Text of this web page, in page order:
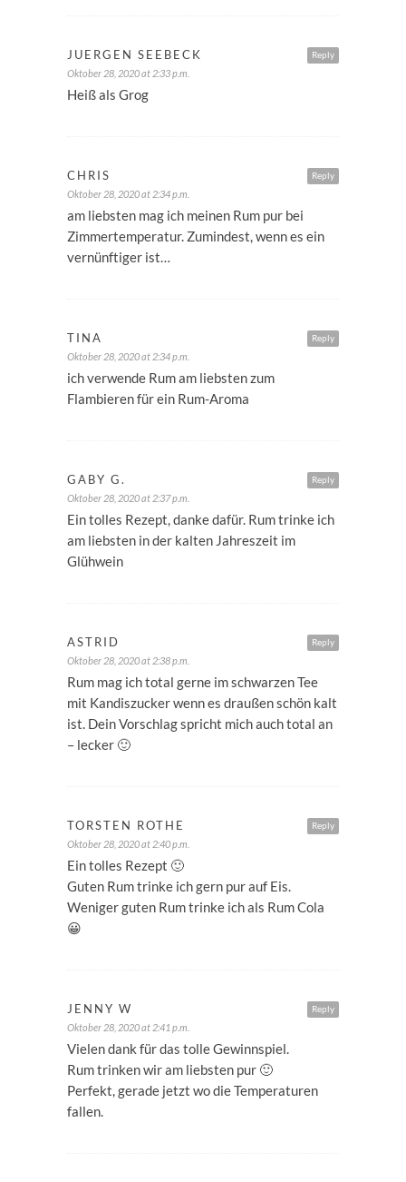
Reply
JUERGEN SEEBECK
Oktober 28, 2020 at 2:33 p.m.
Heiß als Grog
Reply
CHRIS
Oktober 28, 2020 at 2:34 p.m.
am liebsten mag ich meinen Rum pur bei
Zimmertemperatur. Zumindest, wenn es ein
vernünftiger ist…
Reply
TINA
Oktober 28, 2020 at 2:34 p.m.
ich verwende Rum am liebsten zum
Flambieren für ein Rum-Aroma
Reply
GABY G.
Oktober 28, 2020 at 2:37 p.m.
Ein tolles Rezept, danke dafür. Rum trinke ich
am liebsten in der kalten Jahreszeit im
Glühwein
Reply
ASTRID
Oktober 28, 2020 at 2:38 p.m.
Rum mag ich total gerne im schwarzen Tee
mit Kandiszucker wenn es draußen schön kalt
ist. Dein Vorschlag spricht mich auch total an
– lecker 🙂
Reply
TORSTEN ROTHE
Oktober 28, 2020 at 2:40 p.m.
Ein tolles Rezept 🙂
Guten Rum trinke ich gern pur auf Eis.
Weniger guten Rum trinke ich als Rum Cola
😀
Reply
JENNY W
Oktober 28, 2020 at 2:41 p.m.
Vielen dank für das tolle Gewinnspiel.
Rum trinken wir am liebsten pur 🙂
Perfekt, gerade jetzt wo die Temperaturen
fallen.